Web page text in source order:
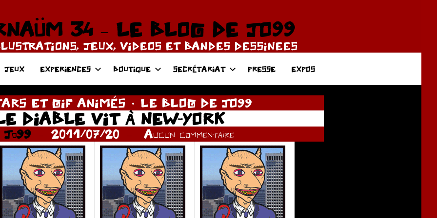
34 – LE BLOG DE JO99
JEUX, VIDEOS ET BANDES DESSINEES
JEUX EXPERIENCES BOUTIQUE SECRÉTARIAT PRESSE EXPOS
ET GIF ANIMÉS LE BLOG DE JO99
DIABLE VIT À NEW-YORK
Jo99 2011/07/20 Aucun commentaire